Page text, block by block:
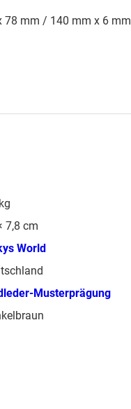
78 mm / 140 mm x 6 mm
7,8 cm
World
Musterprägung